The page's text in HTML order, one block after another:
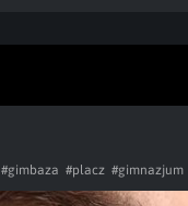
#gimbaza #placz #gimnazjum